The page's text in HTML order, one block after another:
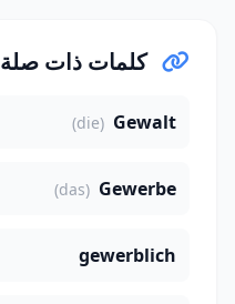
كلمات ذات صلة
Gewalt
(die)
Gewerbe
(das)
gewerblich